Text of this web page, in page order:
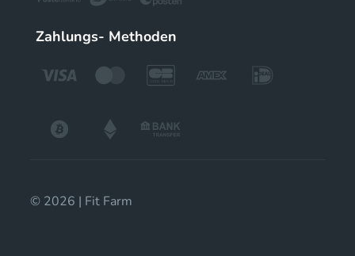
Zahlungs- Methoden
© 2026 | Fit Farm